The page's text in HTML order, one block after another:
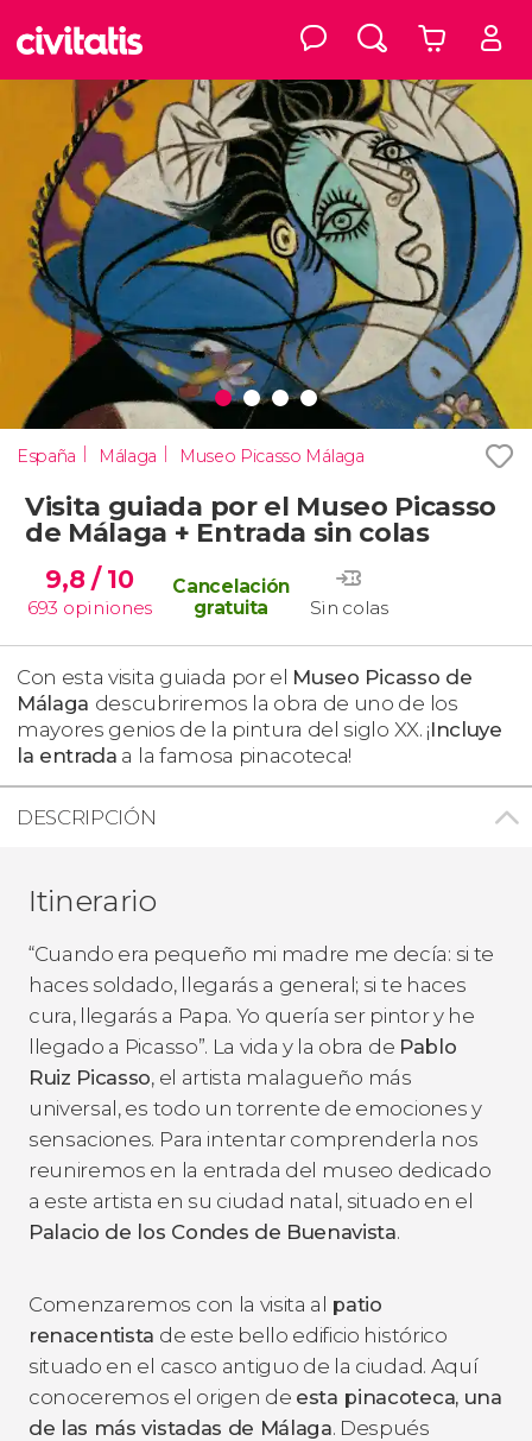
España Málaga Museo Picasso Málaga
Visita guiada por el Museo Picasso
de Málaga + Entrada sin colas
9,8/ 10
693 opiniones Sin colas
Cancelación
gratuita
Con esta visita guiada por el Museo Picasso de
Málaga descubriremos la obra de uno de los
mayores genios de la pintura del siglo XX. ¡Incluye
la entrada a la famosa pinacoteca!
DESCRIPCIÓN
Itinerario
“Cuando era pequeño mi madre me decía: si te
haces soldado, llegarás a general; si te haces
cura, llegarás a Papa. Yo quería ser pintor y he
llegado a Picasso”. La vida y la obra de Pablo
Ruiz Picasso, el artista malagueño más
universal, es todo un torrente de emociones y
sensaciones. Para intentar comprenderla nos
reuniremos en la entrada del museo dedicado
a este artista en su ciudad natal, situado en el
Palacio de los Condes de Buenavista.
Comenzaremos con la visita al patio
renacentista de este bello edificio histórico
situado en el casco antiguo de la ciudad. Aquí
conoceremos el origen de esta pinacoteca, una
de las más vistadas de Málaga. Después